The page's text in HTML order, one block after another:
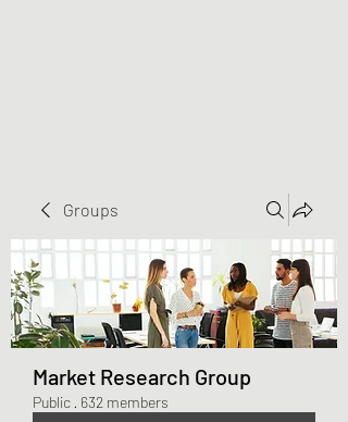
Groups
Market Research Group
Public · 632 members